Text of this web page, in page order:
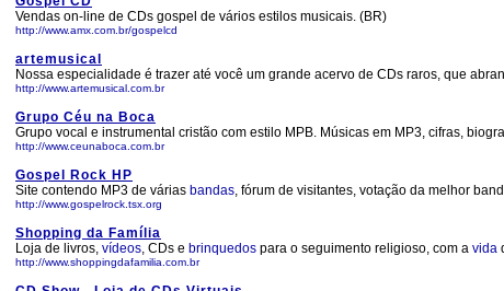
Vendas on-line de CDs gospel de vários estilos musicais. (BR)
http://www.amx.com.br/gospelcd
artemusical
Nossa especialidade é trazer até você um grande acervo de CDs raros, que
http://www.artemusical.com.br
Grupo Céu na Boca
Grupo vocal e instrumental cristão com estilo MPB. Músicas em MP3, cifras,
http://www.ceunaboca.com.br
Gospel Rock HP
Site contendo MP3 de várias bandas, fórum de visitantes, votação da melhor
http://www.gospelrock.tsx.org
Shopping da Família
Loja de livros, vídeos, CDs e brinquedos para o seguimento religioso, com a vida
http://www.shoppingdafamilia.com.br